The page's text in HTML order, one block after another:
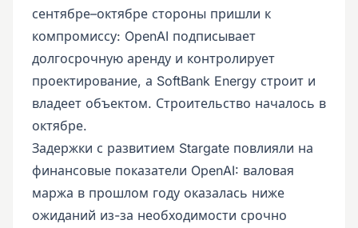
сентябре–октябре стороны пришли к
компромиссу: OpenAI подписывает
долгосрочную аренду и контролирует
проектирование, а SoftBank Energy строит и
владеет объектом. Строительство началось в
октябре.
Задержки с развитием Stargate повлияли на
финансовые показатели OpenAI: валовая
маржа в прошлом году оказалась ниже
ожиданий из-за необходимости срочно